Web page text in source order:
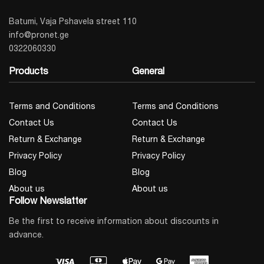
Batumi, Vaja Pshavela street 110
info@pronet.ge
0322060330
Products
Terms and Conditions
Contact Us
Return & Exchange
Privacy Policy
Blog
About us
General
Terms and Conditions
Contact Us
Return & Exchange
Privacy Policy
Blog
About us
Follow Newslatter
Be the first to receive information about discounts in
advance.